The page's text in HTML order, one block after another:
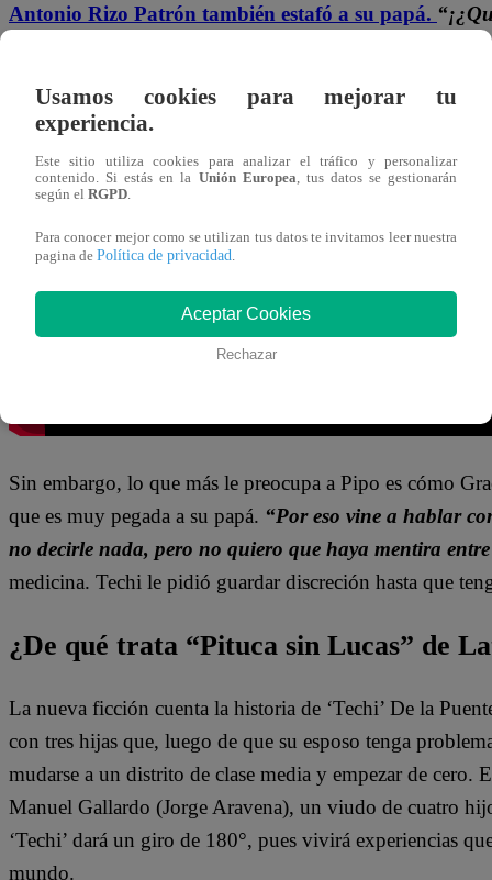
Antonio Rizo Patrón también estafó a su papá.
fue la reacción de María Teresa, quien no lo
Pipo aseguró que la persona que se encargó de darle
en la mañana. Mi papá me contó porque le puso una
Techi comenzó a tomar la posesión de su cuerpo.
morir cuando se entere de esto”,sentenció.
Sin embargo, lo que más le preocupa a Pipo es cómo
que es muy pegada a su papá. “Por eso vine a hablar
no decirle nada, pero no quiero que haya mentira
medicina. Techi le pidió guardar discreción hasta que
¿De qué trata “Pituca sin Lucas” de
La nueva ficción cuenta la historia de ‘Techi’ De la
con tres hijas que, luego de que su esposo tenga
mudarse a un distrito de clase media y empezar de cero.
Manuel Gallardo (Jorge Aravena), un viudo de cuatro
‘Techi’ dará un giro de 180°, pues vivirá experiencias
mundo.
Usamos cookies para mejorar tu
experiencia.
Este sitio utiliza cookies para analizar el tráfico y personalizar
contenido. Si estás en la Unión Europea, tus datos se gestionarán
según el RGPD.
Para conocer mejor como se utilizan tus datos te invitamos leer nuestra
pagina de Política de privacidad.
Aceptar Cookies
Rechazar